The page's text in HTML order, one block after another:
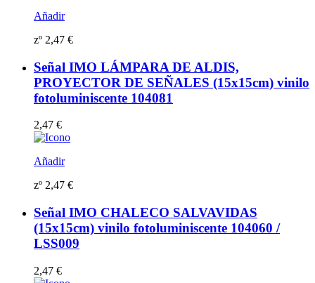
Añadir
zº 2,47 €
Señal IMO LÁMPARA DE ALDIS,
PROYECTOR DE SEÑALES (15x15cm) vinilo
fotoluminiscente 104081
2,47 €
Añadir
zº 2,47 €
Señal IMO CHALECO SALVAVIDAS
(15x15cm) vinilo fotoluminiscente 104060 /
LSS009
2,47 €